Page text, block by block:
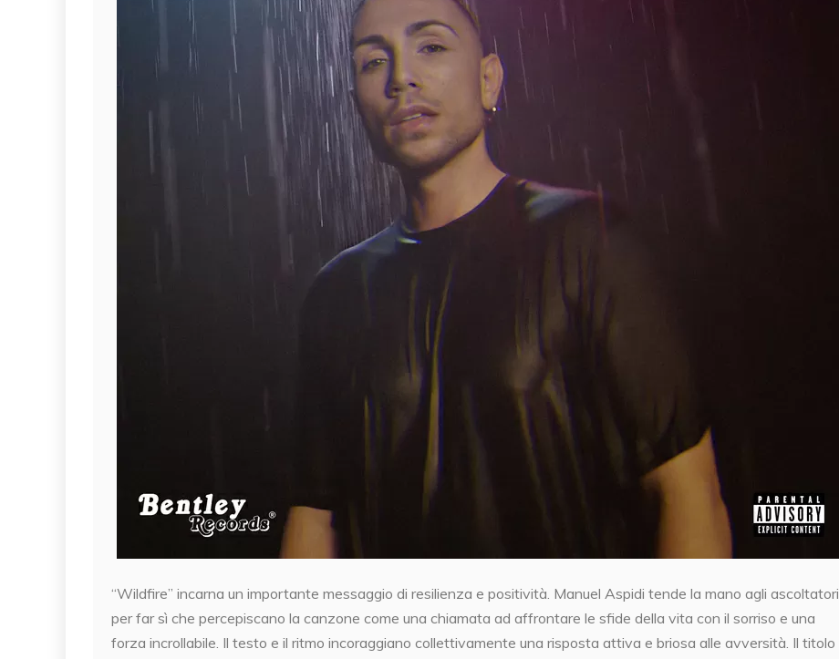
“Wildfire” incarna un importante messaggio di resilienza e positività. Manuel Aspidi tende la mano agli ascoltatori
per far sì che percepiscano la canzone come una chiamata ad affrontare le sfide della vita con il sorriso e una
forza incrollabile. Il testo e il ritmo incoraggiano collettivamente una risposta attiva e briosa alle avversità. Il titolo